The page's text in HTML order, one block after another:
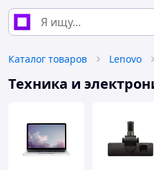
Каталог товаров Lenovo
Техника и